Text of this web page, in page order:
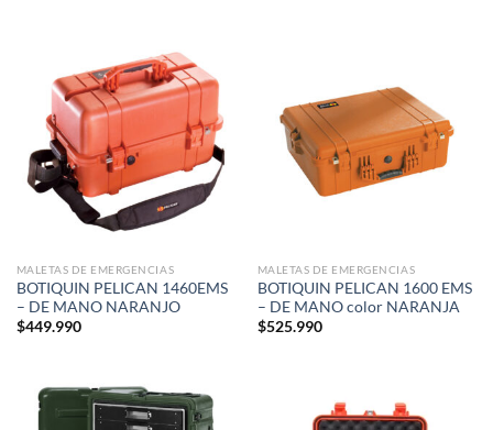
MALETAS DE EMERGENCIAS
BOTIQUIN PELICAN 1460EMS
– DE MANO NARANJO
$449.990
MALETAS DE EMERGENCIAS
BOTIQUIN PELICAN 1600 EMS
– DE MANO color NARANJA
$525.990